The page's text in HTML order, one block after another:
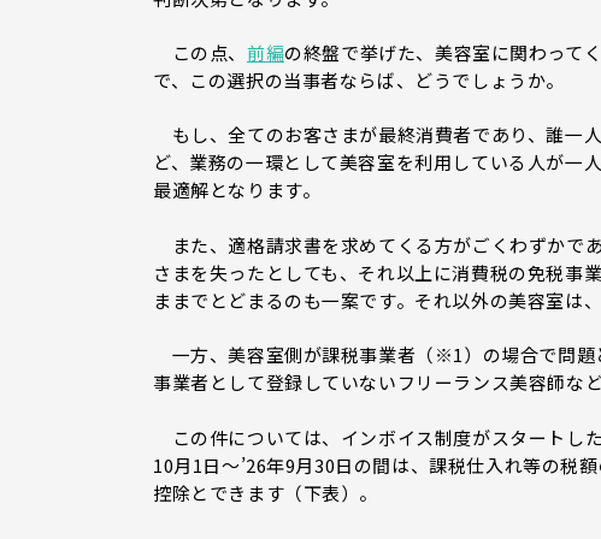
この点、 前編の終盤で挙げた、美容室に関わって
で、この選択の当事者ならば、どうでしょうか。
もし、全てのお客さまが最終消費者であり、誰一
ど、業務の一環として美容室を利用している人が一
最適解となります。
また、適格請求書を求めてくる方がごくわずかで
さまを失ったとしても、それ以上に消費税の免税事
ままでとどまるのも一案です。それ以外の美容室は
一方、美容室側が課税事業者（※1）の場合で問題
事業者として登録していないフリーランス美容師な
この件については、インボイス制度がスタートし
10月1日～’26年9月30日の間は、課税仕入れ等の税
控除とできます（下表）。